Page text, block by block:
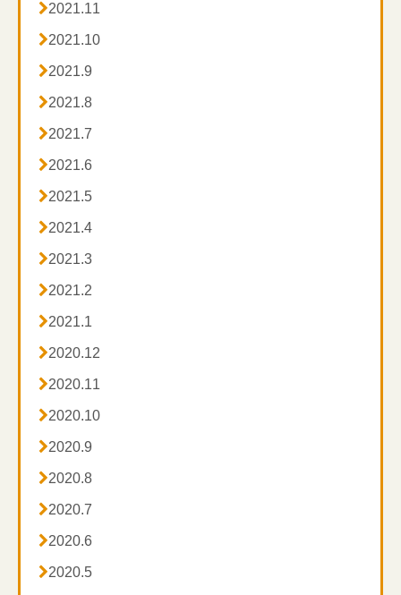
2021.11
2021.10
2021.9
2021.8
2021.7
2021.6
2021.5
2021.4
2021.3
2021.2
2021.1
2020.12
2020.11
2020.10
2020.9
2020.8
2020.7
2020.6
2020.5